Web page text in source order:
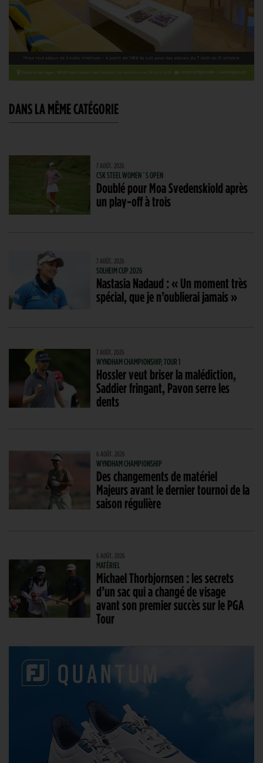
DANS LA MÊME CATÉGORIE
7 AOÛT. 2026
CSK STEEL WOMEN´S OPEN
Doublé pour Moa Svedenskiold après
un play-off à trois
7 AOÛT. 2026
SOLHEIM CUP 2026
Nastasia Nadaud : « Un moment très
spécial, que je n’oublierai jamais »
7 AOÛT. 2026
WYNDHAM CHAMPIONSHIP, TOUR 1
Hossler veut briser la malédiction,
Saddier fringant, Pavon serre les
dents
6 AOÛT. 2026
WYNDHAM CHAMPIONSHIP
Des changements de matériel
Majeurs avant le dernier tournoi de la
saison régulière
6 AOÛT. 2026
MATÉRIEL
Michael Thorbjornsen : les secrets
d’un sac qui a changé de visage
avant son premier succès sur le PGA
Tour